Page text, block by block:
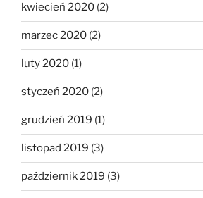
kwiecień 2020 (2)
marzec 2020 (2)
luty 2020 (1)
styczeń 2020 (2)
grudzień 2019 (1)
listopad 2019 (3)
październik 2019 (3)